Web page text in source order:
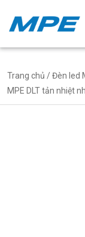
Trang chủ /Đèn led
MPE DLT tản nhiệt